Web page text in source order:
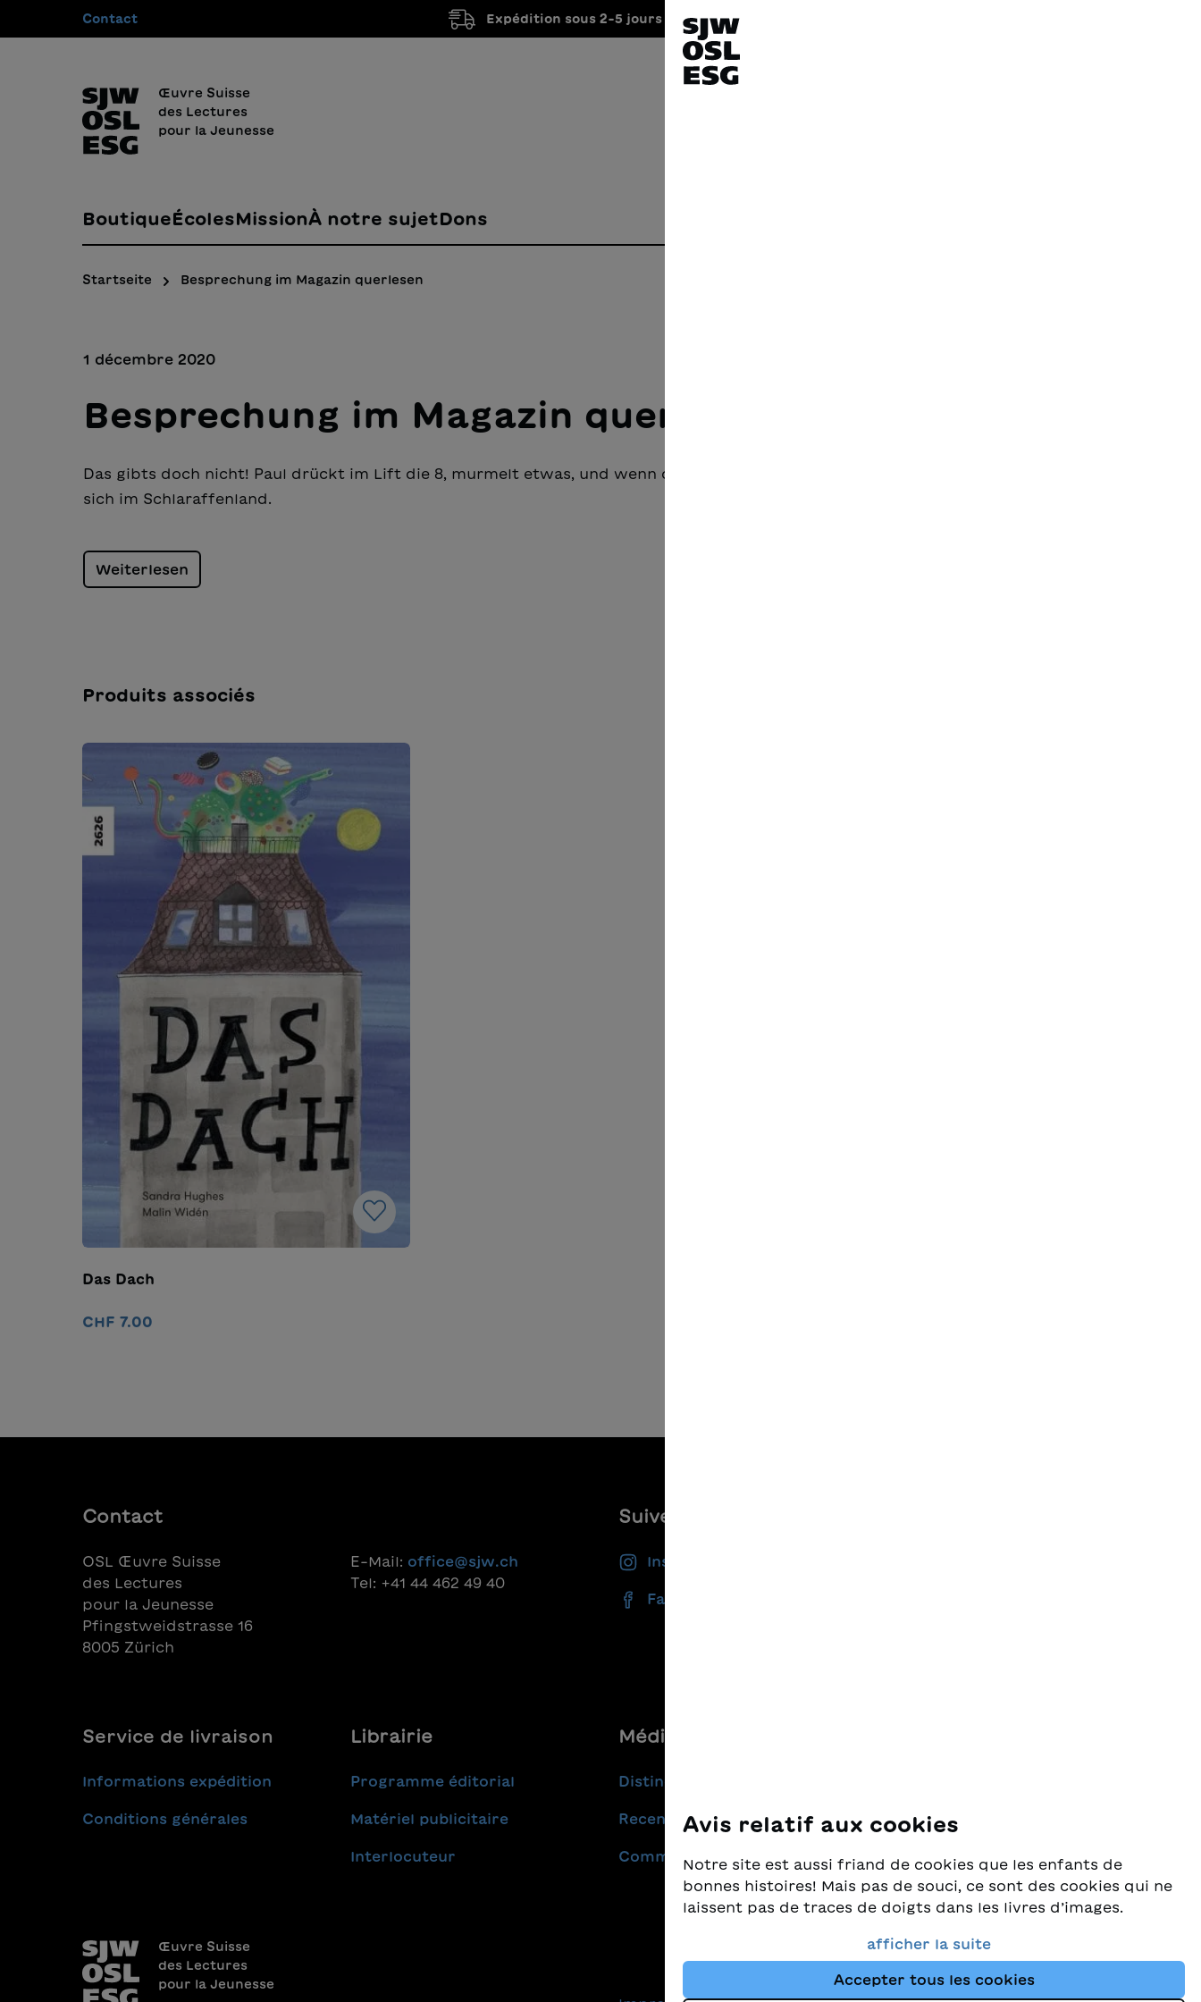
Passer à la navigation principale
Contact Expédition sous 2-5 jours ouvrés
Œuvre Suisse
des Lectures
pour la Jeunesse
BoutiqueÉcolesMissionÀ notre sujetDons
Startseite Besprechung im Magazin querlesen
1 décembre 2020
Besprechung im Magazin querlesen
Das gibts doch nicht! Paul drückt im Lift die 8, murmelt etwas, und wenn der Lift hält, befinet man
sich im Schlaraffenland.
Weiterlesen
Ignorer la galerie de produits
Produits associés
Das Dach
CHF 7.00
Contact
OSL Œuvre Suisse
des Lectures
pour la Jeunesse
Pfingstweidstrasse 16
8005 Zürich
E-Mail: office@sjw.ch
Tel: +41 44 462 49 40
Suivez-nous
Instagram
Facebook
Service de livraison
Informations expédition
Conditions générales
Librairie
Programme éditorial
Matériel publicitaire
Interlocuteur
Médias
Distinctions
Recensions
Communiqués de presse
Œuvre Suisse
des Lectures
pour la Jeunesse
Avis relatif aux cookies
Notre site est aussi friand de cookies que les enfants de
bonnes histoires! Mais pas de souci, ce sont des cookies qui ne
laissent pas de traces de doigts dans les livres d’images.
Nous prenons très au sérieux la protection de vos données et
nous tenons à ce que vous trouviez toujours les meilleurs
livres pour enfants dans notre assortiment. Ce site utilise des
afficher la suite
Accepter tous les cookies